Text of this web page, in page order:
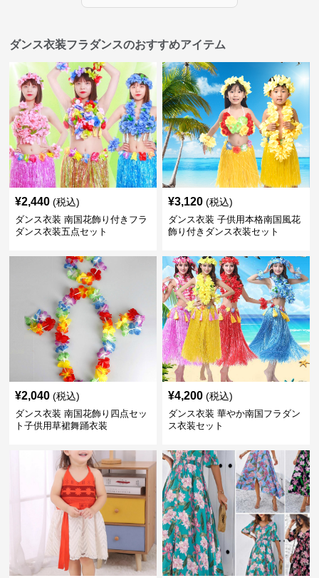
ダンス衣装フラダンスのおすすめアイテム
¥2,440 (税込)
ダンス衣装 南国花飾り付きフラ
ダンス衣装五点セット
¥3,120 (税込)
ダンス衣装 子供用本格南国風花
飾り付きダンス衣装セット
¥2,040 (税込)
ダンス衣装 南国花飾り四点セッ
ト子供用草裙舞踊衣装
¥4,200 (税込)
ダンス衣装 華やか南国フラダン
ス衣装セット